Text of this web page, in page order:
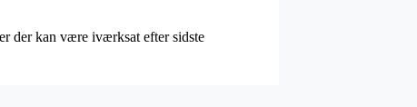
der kan være iværksat efter sidste